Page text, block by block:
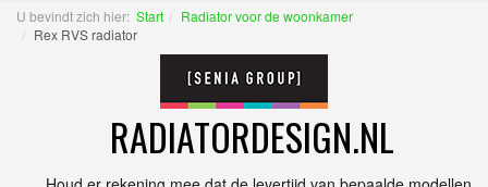
U bevindt zich hier: Start
Radiator voor de woonkamer
Rex RVS radiator
RADIATORDESIGN.NL